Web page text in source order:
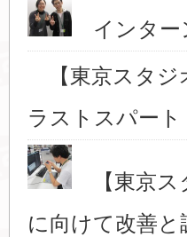
インター
【東京スタジ
ラストスパート
【東京ス
に向けて改善と